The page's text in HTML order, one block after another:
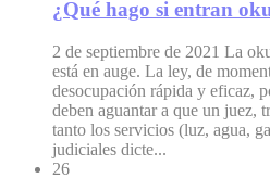
¿Qué hago si entran
2 de septiembre de 2021 La
está en auge. La ley, de
desocupación rápida y eficaz,
deben aguantar a que un juez,
tanto los servicios (luz, agua,
judiciales dicte...
26